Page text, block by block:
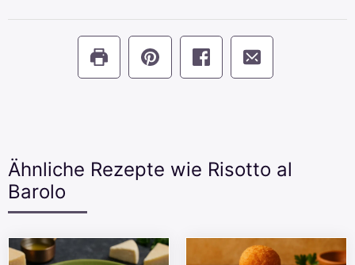
Ähnliche Rezepte wie Risotto al
Barolo